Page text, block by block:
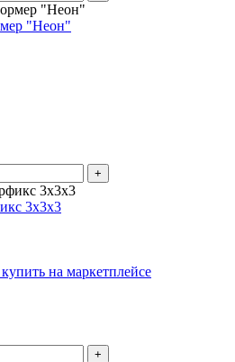
"Неон"
+
3x3x3
+